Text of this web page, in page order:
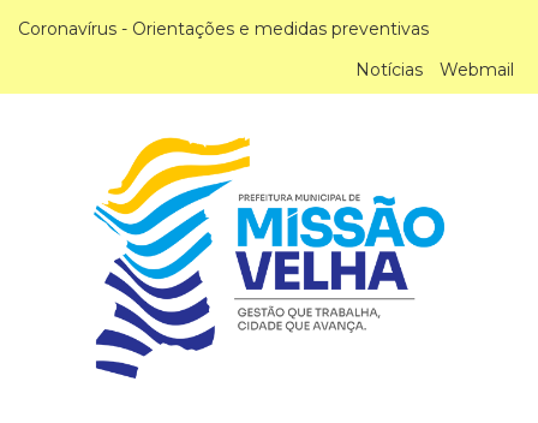
Coronavírus - Orientações e medidas preventivas
Notícias
Webmail